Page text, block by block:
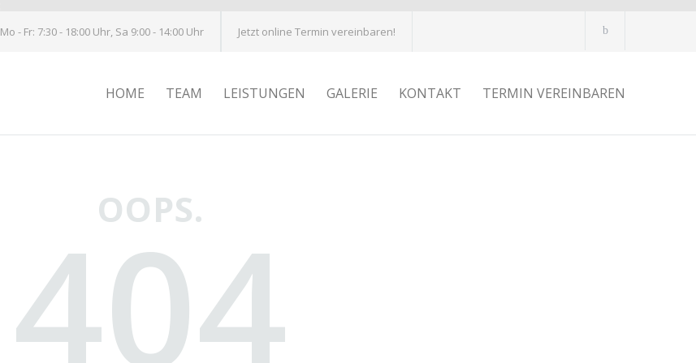
Mo - Fr: 7:30 - 18:00 Uhr, Sa 9:00 - 14:00 Uhr Jetzt online Termin vereinbaren!
HOME TEAM LEISTUNGEN GALERIE KONTAKT TERMIN VEREINBAREN
OOPS.
404